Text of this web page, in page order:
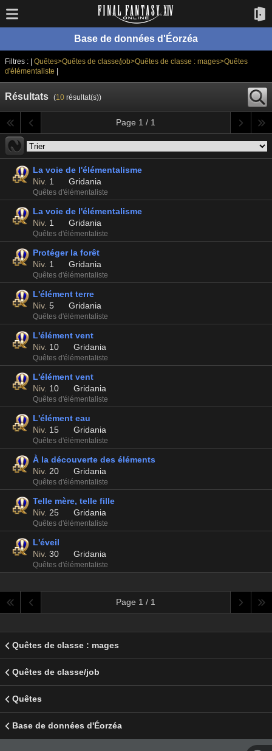
Base de données d'Éorzéa
Filtres : | Quêtes>Quêtes de classe/job>Quêtes de classe : mages>Quêtes
d'élémentaliste
Résultats (10résultat(s))
Page 1 / 1
La voie de l'élémentalisme
Niv. 1 Gridania
Quêtes d'élémentaliste
La voie de l'élémentalisme
Niv. 1 Gridania
Quêtes d'élémentaliste
Protéger la forêt
Niv. 1 Gridania
Quêtes d'élémentaliste
L'élément terre
Niv. 5 Gridania
Quêtes d'élémentaliste
L'élément vent
Niv. 10 Gridania
Quêtes d'élémentaliste
L'élément vent
Niv. 10 Gridania
Quêtes d'élémentaliste
L'élément eau
Niv. 15 Gridania
Quêtes d'élémentaliste
À la découverte des éléments
Niv. 20 Gridania
Quêtes d'élémentaliste
Telle mère, telle fille
Niv. 25 Gridania
Quêtes d'élémentaliste
L'éveil
Niv. 30 Gridania
Quêtes d'élémentaliste
Page 1 / 1
Quêtes de classe : mages
Quêtes de classe/job
Quêtes
Base de données d'Éorzéa